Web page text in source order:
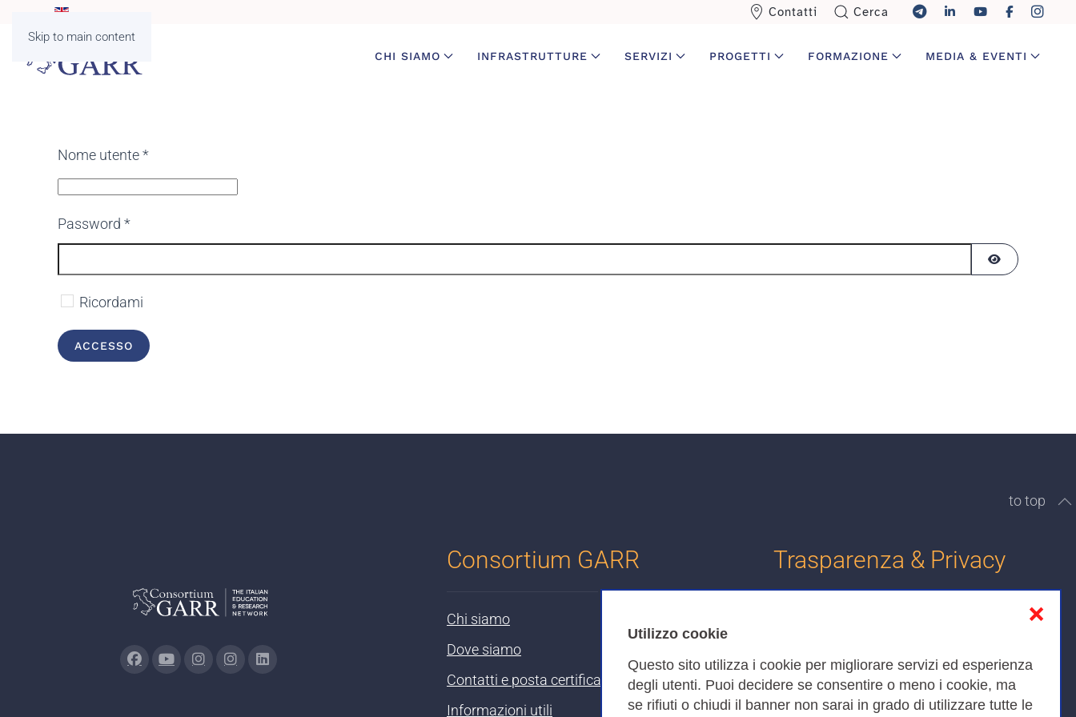
Utilizzo cookie
Questo sito utilizza i cookie per migliorare servizi ed esperienza
degli utenti. Puoi decidere se consentire o meno i cookie, ma
se rifiuti o chiudi il banner non sarai in grado di utilizzare tutte le
❌
Skip to main content
Contatti Cerca
CHI SIAMO INFRASTRUTTURE SERVIZI PROGETTI FORMAZIONE MEDIA & EVENTI
Nome utente*
Password *
Ricordami
ACCESSO
to top
Consortium GARR
Chi siamo
Dove siamo
Contatti e posta certificata
Informazioni utili
Trasparenza & Privacy
Amministrazione trasparente
Bandi di Gara